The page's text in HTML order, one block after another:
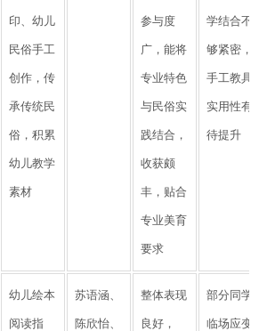
印、幼儿
民俗手工
创作，传
承传统民
俗，积累
幼儿教学
素材
参与度
广，能将
专业特色
与民俗实
践结合，
收获颇
丰，贴合
专业美育
要求
学结合不
够紧密，
手工教具
实用性有
待提升
幼儿绘本
阅读指
苏语涵、
陈欣怡、
整体表现
良好，
部分同学
临场应变